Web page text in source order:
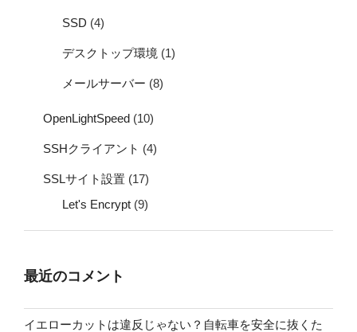
SSD (4)
デスクトップ環境 (1)
メールサーバー (8)
OpenLightSpeed (10)
SSHクライアント (4)
SSLサイト設置 (17)
Let's Encrypt (9)
最近のコメント
イエローカットは違反じゃない？自転車を安全に抜くた